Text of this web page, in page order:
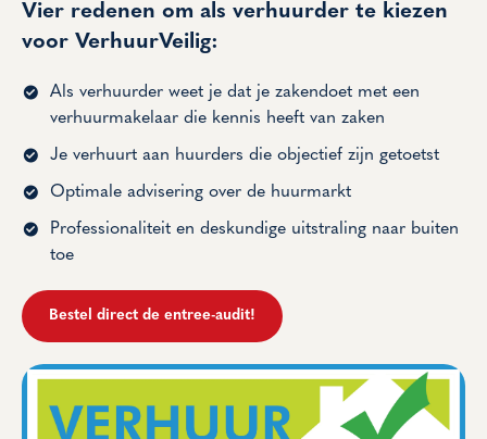
Vier redenen om als verhuurder te kiezen
voor VerhuurVeilig:
Als verhuurder weet je dat je zakendoet met een
verhuurmakelaar die kennis heeft van zaken
Je verhuurt aan huurders die objectief zijn getoetst
Optimale advisering over de huurmarkt
Professionaliteit en deskundige uitstraling naar buiten
toe
Bestel direct de entree-audit!